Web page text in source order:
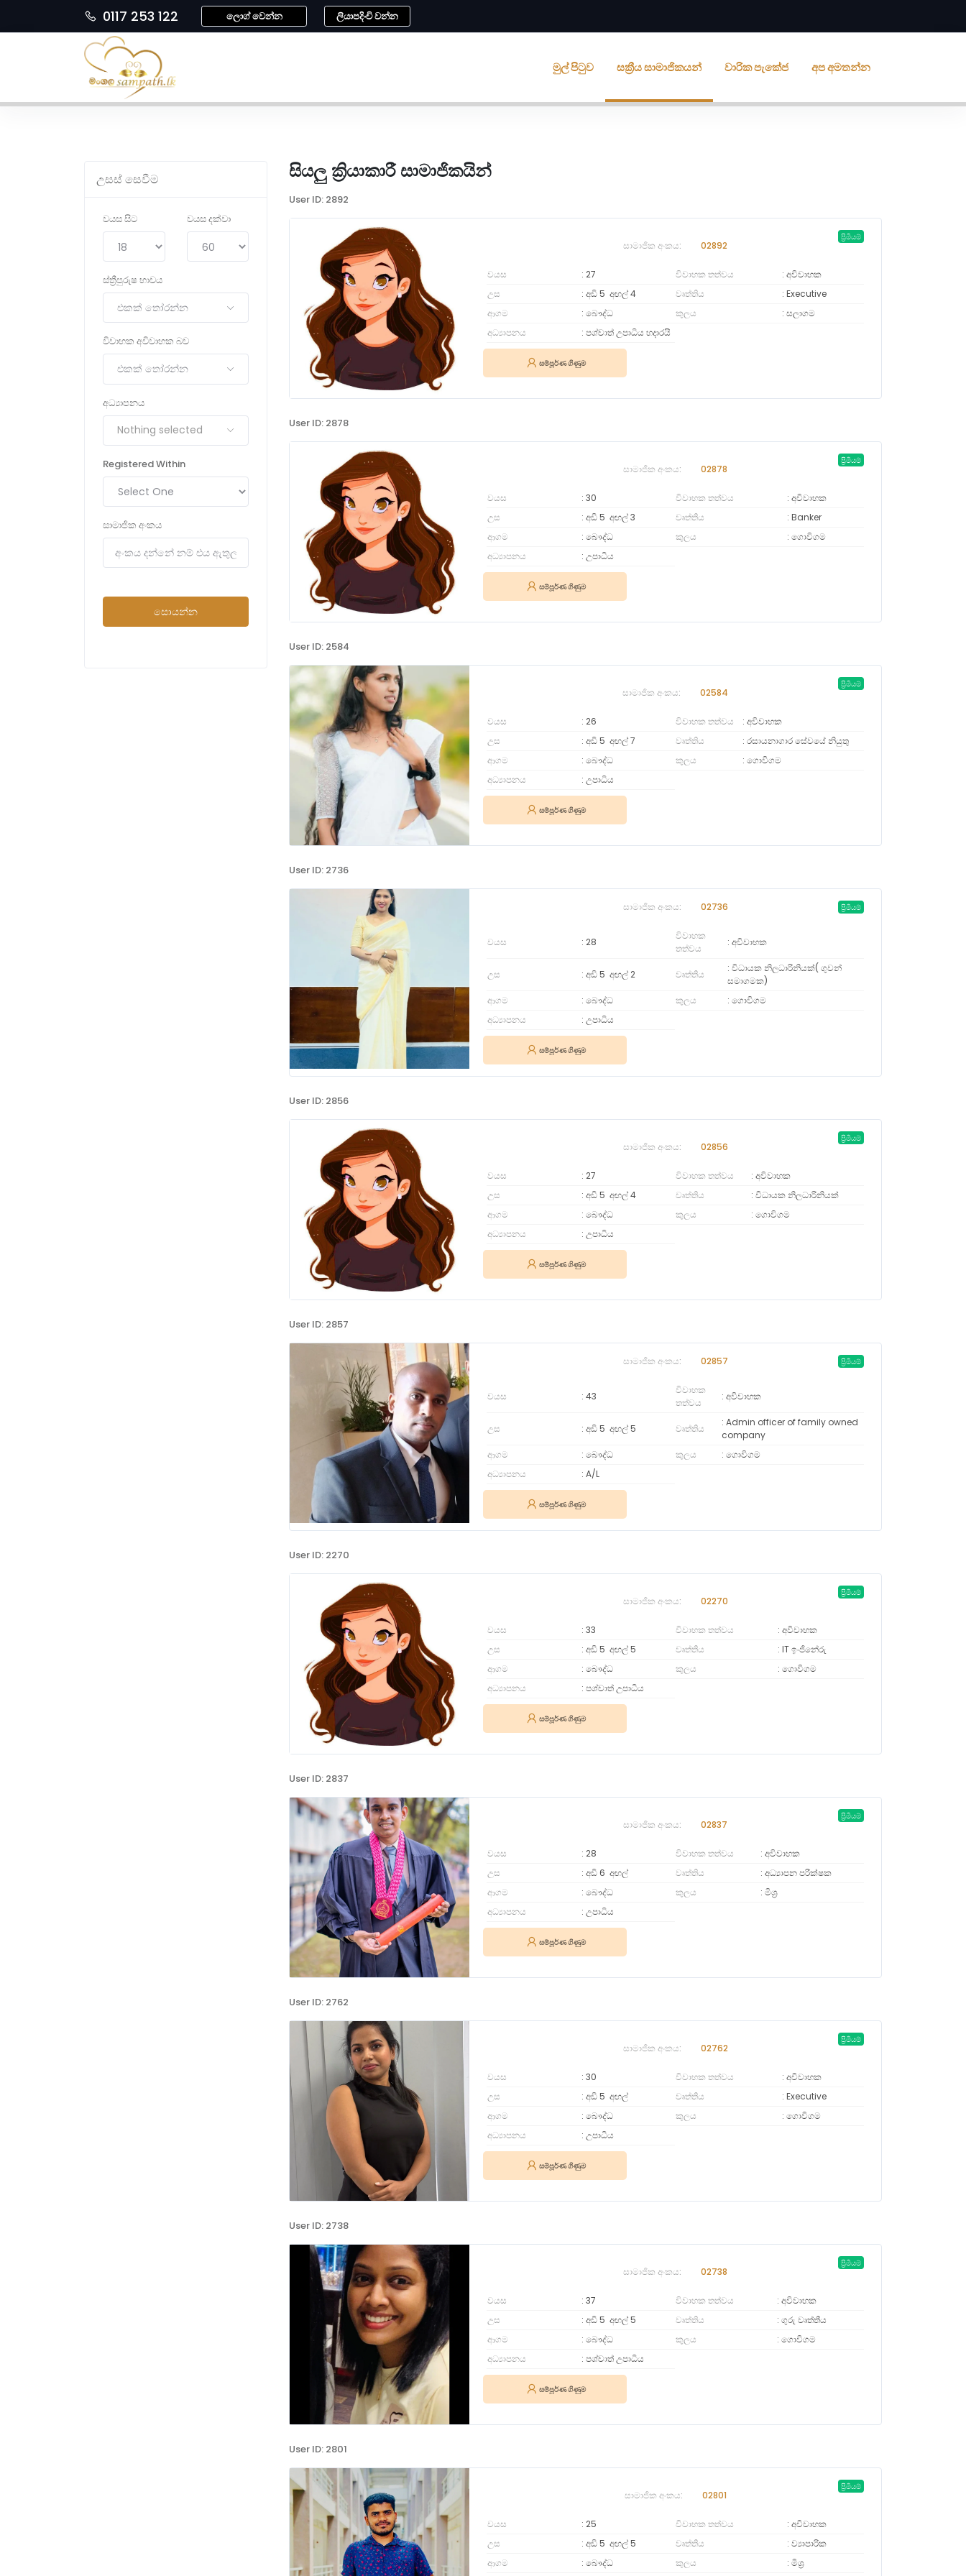
0117 253 122 ලොග් වෙන්න ලියාපදිංචි වන්න
මුල් පිටුව සක්‍රීය සාමාජිකයන් වාරික පැකේජ අප අමතන්න
උසස් සෙවීම
වයස සිට වයස දක්වා
ස්ත්‍රීපුරුෂ භාවය
එකක් තෝරන්න
විවාහක අවිවාහක බව
එකක් තෝරන්න
අධ්‍යාපනය
Nothing selected
Registered Within
සාමාජික අංකය
සොයන්න
සියලු ක්‍රියාකාරී සාමාජිකයින්
User ID: 2892
ප්‍රිමියම්
සාමාජික අංකය: 02892
වයස 27 විවාහක තත්වය
අවිවාහක
උස
අඩි 5 අඟල්4 වෘත්තිය
Executive
ආගම
බෞද්ධ කුලය
සලාගම
අධ්‍යාපනය
පශ්චාත් උපාධිය හදාරයි
සම්පූර්ණ ගිණුම
User ID: 2878
ප්‍රිමියම්
සාමාජික අංකය: 02878
වයස 30 විවාහක තත්වය
අවිවාහක
උස
අඩි 5 අඟල්3 වෘත්තිය
Banker
ආගම
බෞද්ධ කුලය
ගොවිගම
අධ්‍යාපනය
උපාධිය
සම්පූර්ණ ගිණුම
User ID: 2584
ප්‍රිමියම්
සාමාජික අංකය: 02584
වයස 26 විවාහක තත්වය
අවිවාහක
උස
අඩි 5 අඟල්7 වෘත්තිය
රසායනාගාර සේවයේ නියුතු
ආගම
බෞද්ධ කුලය
ගොවිගම
අධ්‍යාපනය
උපාධිය
සම්පූර්ණ ගිණුම
User ID: 2736
ප්‍රිමියම්
සාමාජික අංකය: 02736
වයස 28
විවාහක
තත්වය
අවිවාහක
උස අඩි 5 අඟල් 2 වෘත්තිය
විධායක නිලධාරිනියක්( ගුවන්
සමාගමක)
ආගම
බෞද්ධ කුලය
ගොවිගම
අධ්‍යාපනය
උපාධිය
සම්පූර්ණ ගිණුම
User ID: 2856
ප්‍රිමියම්
සාමාජික අංකය: 02856
වයස 27 විවාහක තත්වය
අවිවාහක
උස
අඩි 5 අඟල්4 වෘත්තිය
විධායක නිලධාරිනියක්
ආගම
බෞද්ධ කුලය
ගොවිගම
අධ්‍යාපනය
උපාධිය
සම්පූර්ණ ගිණුම
User ID: 2857
ප්‍රිමියම්
සාමාජික අංකය: 02857
වයස 43
විවාහක
තත්වය
අවිවාහක
උස අඩි 5 අඟල්5 වෘත්තිය
Admin officer of family owned
company
ආගම
බෞද්ධ කුලය
ගොවිගම
අධ්‍යාපනය
A/L
සම්පූර්ණ ගිණුම
User ID: 2270
ප්‍රිමියම්
සාමාජික අංකය: 02270
වයස 33 විවාහක තත්වය
අවිවාහක
උස
අඩි 5 අඟල්5 වෘත්තිය
IT ඉංජිනේරු
ආගම
බෞද්ධ කුලය
ගොවිගම
අධ්‍යාපනය
පශ්චාත් උපාධිය
සම්පූර්ණ ගිණුම
User ID: 2837
ප්‍රිමියම්
සාමාජික අංකය: 02837
වයස 28 විවාහක තත්වය
අවිවාහක
උස
අඩි 6 අඟල් වෘත්තිය
අධ්‍යාපන පරීක්ෂක
ආගම
බෞද්ධ කුලය
මිශ්‍ර
අධ්‍යාපනය
උපාධිය
සම්පූර්ණ ගිණුම
User ID: 2762
ප්‍රිමියම්
සාමාජික අංකය: 02762
වයස 30 විවාහක තත්වය
අවිවාහක
උස
අඩි 5 අඟල් වෘත්තිය
Executive
ආගම
බෞද්ධ කුලය
ගොවිගම
අධ්‍යාපනය
උපාධිය
සම්පූර්ණ ගිණුම
User ID: 2738
ප්‍රිමියම්
සාමාජික අංකය: 02738
වයස 37 විවාහක තත්වය
අවිවාහක
උස
අඩි 5 අඟල්5 වෘත්තිය
ගුරු වෘත්තීය
ආගම
බෞද්ධ කුලය
ගොවිගම
අධ්‍යාපනය
පශ්චාත් උපාධිය
සම්පූර්ණ ගිණුම
User ID: 2801
ප්‍රිමියම්
සාමාජික අංකය: 02801
වයස 25 විවාහක තත්වය
අවිවාහක
උස
අඩි 5 අඟල්5 වෘත්තිය
ව්‍යාපාරික
ආගම
බෞද්ධ කුලය මිශ්‍ර